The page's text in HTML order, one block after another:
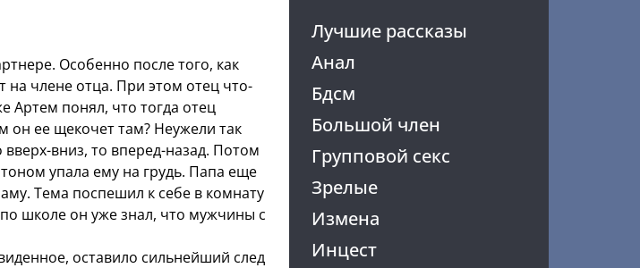
Лучшие рассказы
Анал
Бдсм
Большой член
Групповой секс
Зрелые
Измена
Инцест
Особенно после того, как
на члене отца. При этом отец что-
Артем понял, что тогда отец
он ее щекочет там? Неужели так
вверх-вниз, то вперед-назад. Потом
упала ему на грудь. Папа еще
Тема поспешил к себе в комнату
школе он уже знал, что мужчины с
оставило сильнейший след